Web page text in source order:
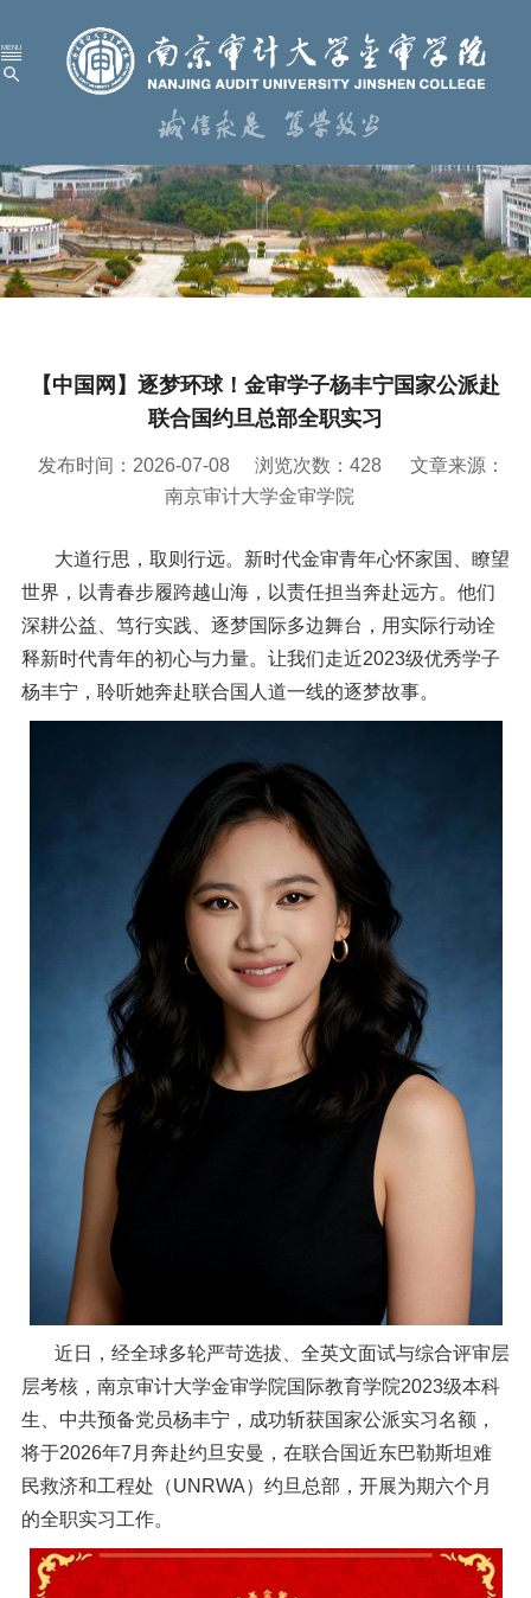
学校概况
机构设置
人才培养
招生就业
意见快递站
融合门户 校园邮箱 访客申请 WebVPN
【中国网】逐梦环球！金审学子杨丰宁国家公派赴
联合国约旦总部全职实习
发布时间：2026-07-08 浏览次数： 428
文章来源：
南京审计大学金审学院
大道行思，取则行远。新时代金审青年心怀家国、瞭望
世界，以青春步履跨越山海，以责任担当奔赴远方。他们
深耕公益、笃行实践、逐梦国际多边舞台，用实际行动诠
释新时代青年的初心与力量。让我们走近2023级优秀学子
杨丰宁，聆听她奔赴联合国人道一线的逐梦故事。
近日，经全球多轮严苛选拔、全英文面试与综合评审层
层考核，南京审计大学金审学院国际教育学院2023级本科
生、中共预备党员杨丰宁，成功斩获国家公派实习名额，
将于2026年7月奔赴约旦安曼，在联合国近东巴勒斯坦难
民救济和工程处（UNRWA）约旦总部，开展为期六个月
的全职实习工作。